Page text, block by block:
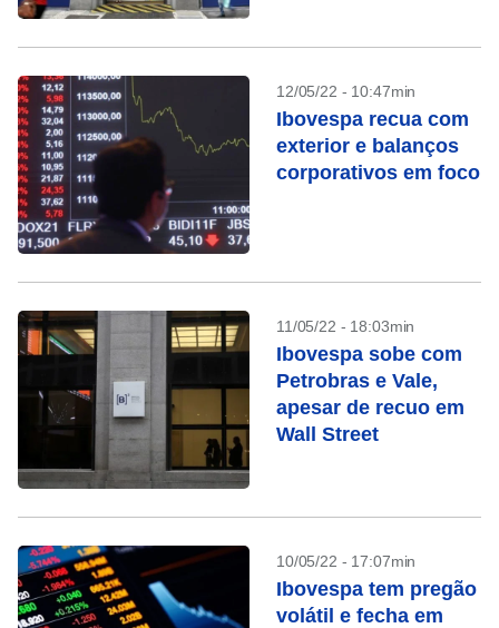
12/05/22 - 10:47min
Ibovespa recua com
exterior e balanços
corporativos em foco
11/05/22 - 18:03min
Ibovespa sobe com
Petrobras e Vale,
apesar de recuo em
Wall Street
10/05/22 - 17:07min
Ibovespa tem pregão
volátil e fecha em